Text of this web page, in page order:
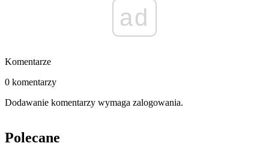
ad
Komentarze
0 komentarzy
Dodawanie komentarzy wymaga zalogowania.
Polecane